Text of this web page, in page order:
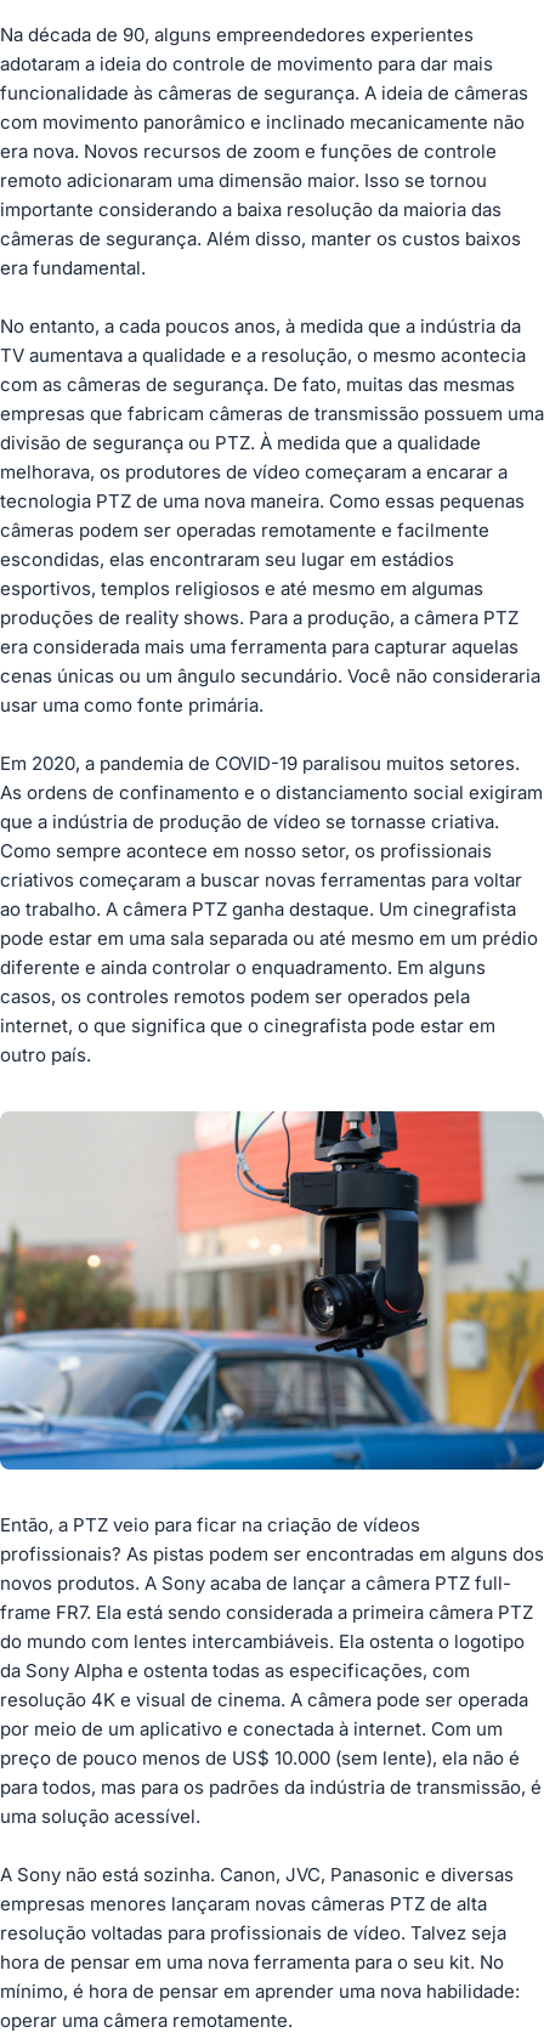
Na década de 90, alguns empreendedores experientes
adotaram a ideia do controle de movimento para dar mais
funcionalidade às câmeras de segurança. A ideia de câmeras
com movimento panorâmico e inclinado mecanicamente não
era nova. Novos recursos de zoom e funções de controle
remoto adicionaram uma dimensão maior. Isso se tornou
importante considerando a baixa resolução da maioria das
câmeras de segurança. Além disso, manter os custos baixos
era fundamental.
No entanto, a cada poucos anos, à medida que a indústria da
TV aumentava a qualidade e a resolução, o mesmo acontecia
com as câmeras de segurança. De fato, muitas das mesmas
empresas que fabricam câmeras de transmissão possuem uma
divisão de segurança ou PTZ. À medida que a qualidade
melhorava, os produtores de vídeo começaram a encarar a
tecnologia PTZ de uma nova maneira. Como essas pequenas
câmeras podem ser operadas remotamente e facilmente
escondidas, elas encontraram seu lugar em estádios
esportivos, templos religiosos e até mesmo em algumas
produções de reality shows. Para a produção, a câmera PTZ
era considerada mais uma ferramenta para capturar aquelas
cenas únicas ou um ângulo secundário. Você não consideraria
usar uma como fonte primária.
Em 2020, a pandemia de COVID-19 paralisou muitos setores.
As ordens de confinamento e o distanciamento social exigiram
que a indústria de produção de vídeo se tornasse criativa.
Como sempre acontece em nosso setor, os profissionais
criativos começaram a buscar novas ferramentas para voltar
ao trabalho. A câmera PTZ ganha destaque. Um cinegrafista
pode estar em uma sala separada ou até mesmo em um prédio
diferente e ainda controlar o enquadramento. Em alguns
casos, os controles remotos podem ser operados pela
internet, o que significa que o cinegrafista pode estar em
outro país.
Então, a PTZ veio para ficar na criação de vídeos
profissionais? As pistas podem ser encontradas em alguns dos
novos produtos. A Sony acaba de lançar a câmera PTZ full-
frame FR7. Ela está sendo considerada a primeira câmera PTZ
do mundo com lentes intercambiáveis. Ela ostenta o logotipo
da Sony Alpha e ostenta todas as especificações, com
resolução 4K e visual de cinema. A câmera pode ser operada
por meio de um aplicativo e conectada à internet. Com um
preço de pouco menos de US$ 10.000 (sem lente), ela não é
para todos, mas para os padrões da indústria de transmissão, é
uma solução acessível.
A Sony não está sozinha. Canon, JVC, Panasonic e diversas
empresas menores lançaram novas câmeras PTZ de alta
resolução voltadas para profissionais de vídeo. Talvez seja
hora de pensar em uma nova ferramenta para o seu kit. No
mínimo, é hora de pensar em aprender uma nova habilidade:
operar uma câmera remotamente.